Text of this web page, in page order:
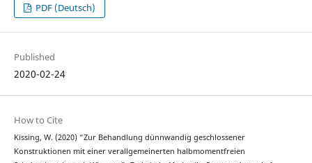
PDF (Deutsch)
Published
2020-02-24
How to Cite
Kissing, W. (2020) “Zur Behandlung dünnwandig geschlossener
Konstruktionen mit einer verallgemeinerten halbmomentfreien